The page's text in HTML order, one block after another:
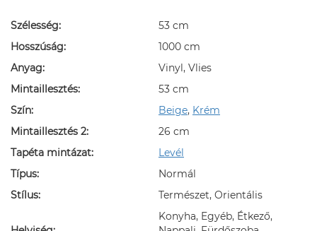
Szélesség:
53 cm
Hosszúság:
1000 cm
Anyag:
Vinyl, Vlies
Mintaillesztés:
53 cm
Szín:
Beige, Krém
Mintaillesztés 2:
26 cm
Tapéta mintázat:
Levél
Típus:
Normál
Stílus:
Természet, Orientális
Konyha, Egyéb, Étkező,